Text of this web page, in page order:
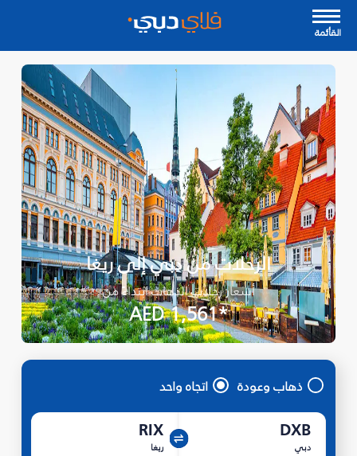
القأئمة
الرحلات من دبي إلى ريغا
أسعار رحلات الذهاب ابتداءً من
*AED 1,561
ذهاب وعودة اتجاه واحد
DXB
دبي
RIX
ريغا